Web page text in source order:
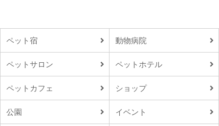
ペット宿 動物病院
ペットサロン ペットホテル
ペットカフェ ショップ
公園 イベント